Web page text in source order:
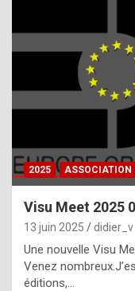
2025 ASSOCIATION
Visu Meet 2025
13 juin 2025 didier_v
Une nouvelle Visu
Venez
éditions,…